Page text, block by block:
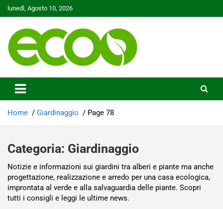
Skip
to
lunedì, Agosto 10, 2026
Ecoo.it
Home Giardinaggio Page 78
Categoria: Giardinaggio
Notizie e informazioni sui giardini tra alberi e piante ma anche
progettazione, realizzazione e arredo per una casa ecologica,
improntata al verde e alla salvaguardia delle piante. Scopri
tutti i consigli e leggi le ultime news.